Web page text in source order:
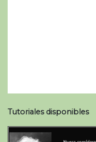
Tutoriales disponibles